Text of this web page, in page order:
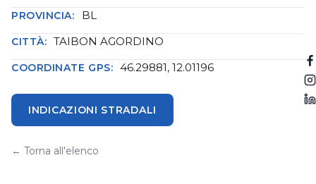
PROVINCIA: BL
CITTÀ: TAIBON AGORDINO
COORDINATE GPS: 46.29881, 12.01196
INDICAZIONI STRADALI
← Torna all'elenco